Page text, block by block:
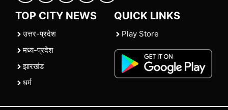
TOP CITY NEWS
उत्तर-प्रदेश
मध्य-प्रदेश
झारखंड
धर्म
QUICK LINKS
Play Store